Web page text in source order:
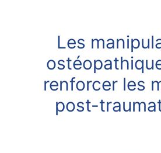
Les
renforcer les
post-